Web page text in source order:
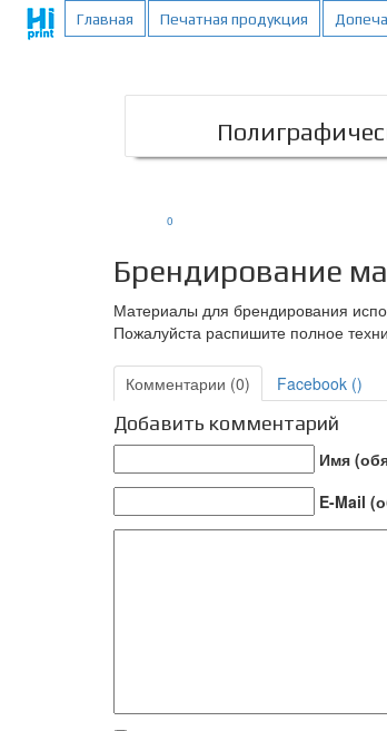
Главная Печатная продукция
0
Брендирование
Материалы для брендирования
Пожалуйста распишите полное
Комментарии (0) Facebook ()
Добавить комментарий
Имя
E-Mail